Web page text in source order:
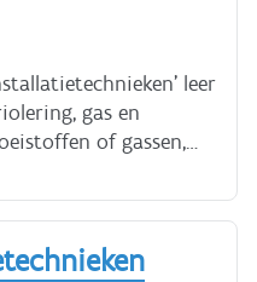
van 3 dagen per
examen leer je in
leer
gas en
of gassen,
voor een
gebouw in dienst